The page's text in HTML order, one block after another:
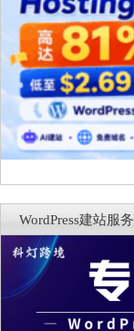
WordPress建站服务